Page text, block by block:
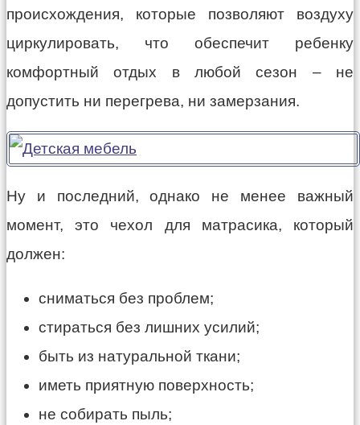
происхождения, которые позволяют воздуху
циркулировать, что обеспечит ребенку
комфортный отдых в любой сезон – не
допустить ни перегрева, ни замерзания.
Ну и последний, однако не менее важный
момент, это чехол для матрасика, который
должен:
сниматься без проблем;
стираться без лишних усилий;
быть из натуральной ткани;
иметь приятную поверхность;
не собирать пыль;